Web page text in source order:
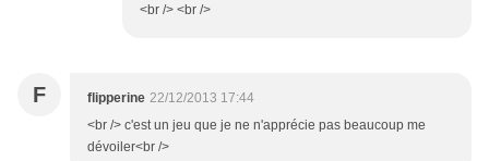
<br /> <br />
F flipperine 22/12/2013 17:44
<br /> c'est un jeu que je ne n'apprécie pas beaucoup me
dévoiler<br />